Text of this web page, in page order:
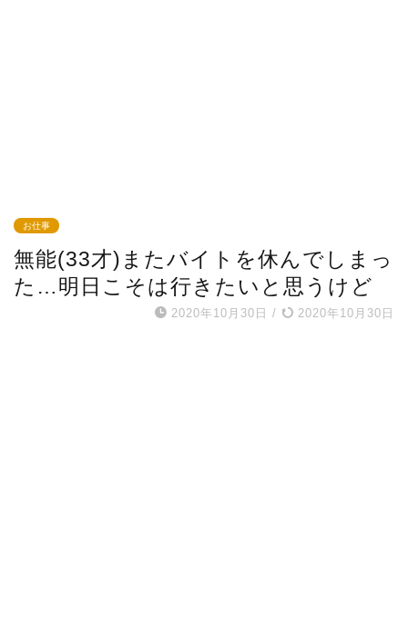
お仕事
無能(33才)またバイトを休んでしまっ
た…明日こそは行きたいと思うけど
2020年10月30日 / 2020年10月30日